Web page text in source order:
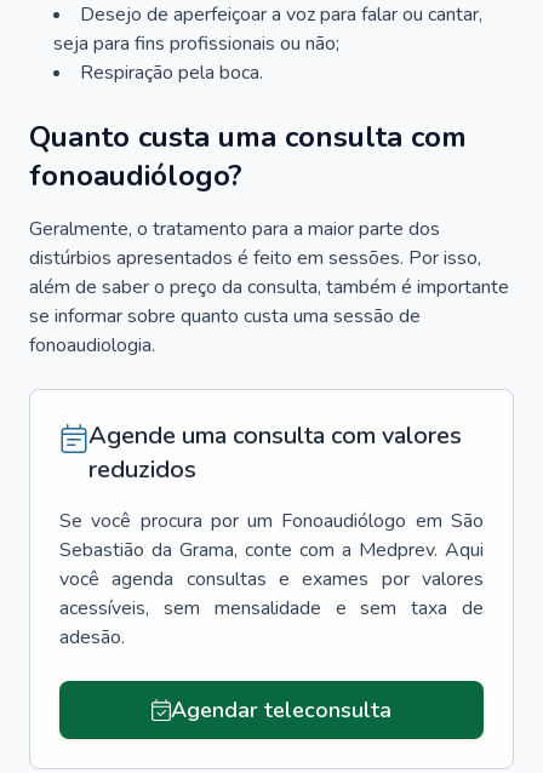
Desejo de aperfeiçoar a voz para falar ou cantar,
seja para fins profissionais ou não;
Respiração pela boca.
Quanto custa uma consulta com
fonoaudiólogo?
Geralmente, o tratamento para a maior parte dos
distúrbios apresentados é feito em sessões. Por isso,
além de saber o preço da consulta, também é importante
se informar sobre quanto custa uma sessão de
fonoaudiologia.
Agende uma consulta com valores
reduzidos
Se você procura por um Fonoaudiólogo em São
Sebastião da Grama, conte com a Medprev. Aqui
você agenda consultas e exames por valores
acessíveis, sem mensalidade e sem taxa de
adesão.
Agendar teleconsulta